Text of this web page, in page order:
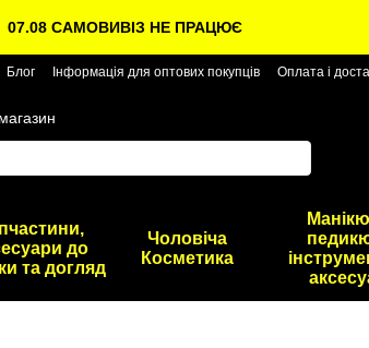
07.08 САМОВИВІЗ НЕ ПРАЦЮЄ
Блог Інформація для оптових покупців Оплата і
до
та догляд
Чоловіча
Косметика